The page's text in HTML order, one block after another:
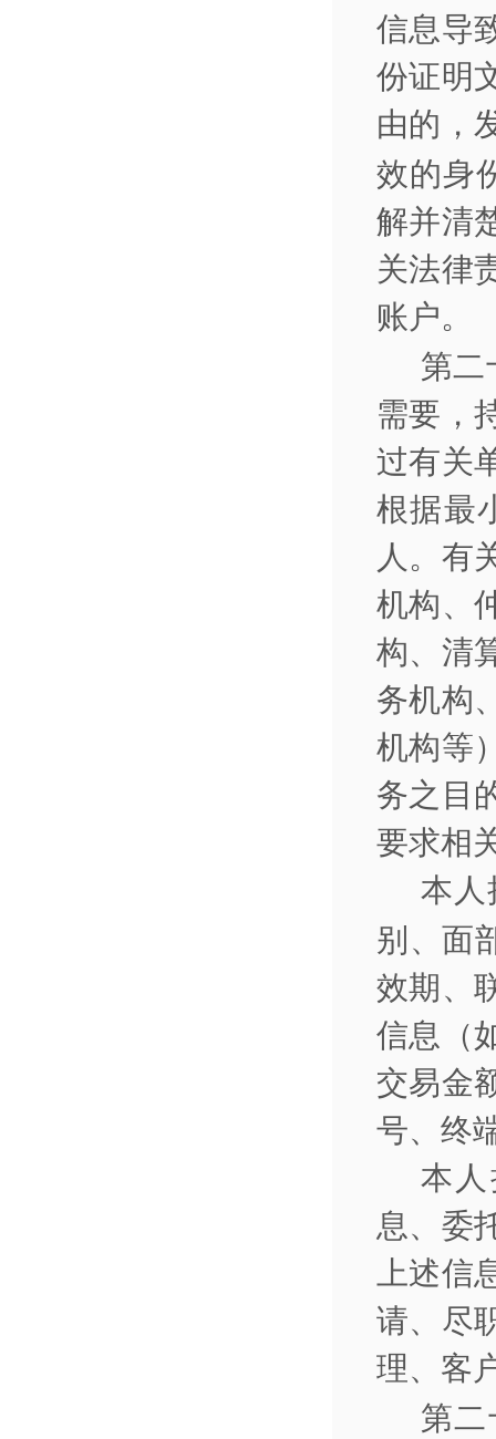
信息导
份证明
由的，
效的身
解并清
关法律
账户。
第二
需要，
过有关
根据最
人。有
机构、
构、清
务机构
机构等
务之目
要求相
本人
别、面
效期、
信息（
交易金
号、终
本
息、委
上述
请、尽
理、客
第